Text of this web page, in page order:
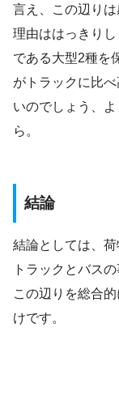
言え、この辺り
理由ははっきり
である大型2種を
がトラックに比
いのでしょう、
ら。
結論
結論としては、荷
トラックとバス
この辺りを総合
けです。